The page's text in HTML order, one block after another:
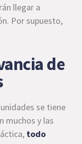
llegar a
Por supuesto,
de
se tiene
muchos y las
todo